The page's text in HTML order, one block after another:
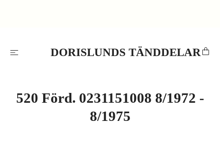
DORISLUNDS TÄNDDELAR
520 Förd. 0231151008 8/1972 -
8/1975